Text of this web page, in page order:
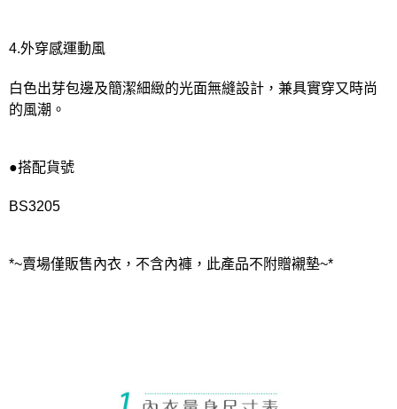
4.外穿感運動風
白色出芽包邊及簡潔細緻的光面無縫設計，兼具實穿又時尚
的風潮。
●搭配貨號
BS3205
*~賣場僅販售內衣，不含內褲，此產品不附贈襯墊~*